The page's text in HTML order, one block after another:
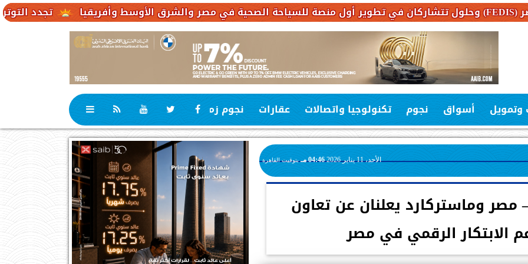
تجدد التوترات يخفض صادرات النفط
وتمويل أسواق نجوم تكنولوجيا واتصالات عقارات نجوم زمان رياضة
الأحد، 11 يناير 2026 04:46 مـ بتوقيت القاهرة
مصر وماستركارد يعلنان عن تعاون
الابتكار الرقمي في مصر